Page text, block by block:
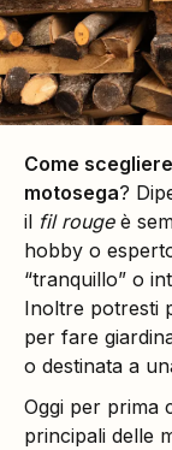
Come
motosega?
il fil rougeè
hobby o
“tranquillo” o
Inoltre potresti
per fare
o destinata a
Oggi per prima
principali delle